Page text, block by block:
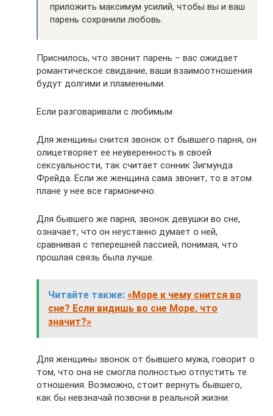
приложить максимум усилий, чтобы вы и ваш
парень сохранили любовь.
Приснилось, что звонит парень – вас ожидает
романтическое свидание, ваши взаимоотношения
будут долгими и пламенными.
Если разговаривали с любимым
Для женщины снится звонок от бывшего парня, он
олицетворяет ее неуверенность в своей
сексуальности, так считает сонник Зигмунда
Фрейда. Если же женщина сама звонит, то в этом
плане у нее все гармонично.
Для бывшего же парня, звонок девушки во сне,
означает, что он неустанно думает о ней,
сравнивая с теперешней пассией, понимая, что
прошлая связь была лучше.
Читайте также: «Море к чему снится во
сне? Если видишь во сне Море, что
значит?»
Для женщины звонок от бывшего мужа, говорит о
том, что она не смогла полностью отпустить те
отношения. Возможно, стоит вернуть бывшего,
как бы невзначай позвони в реальной жизни.